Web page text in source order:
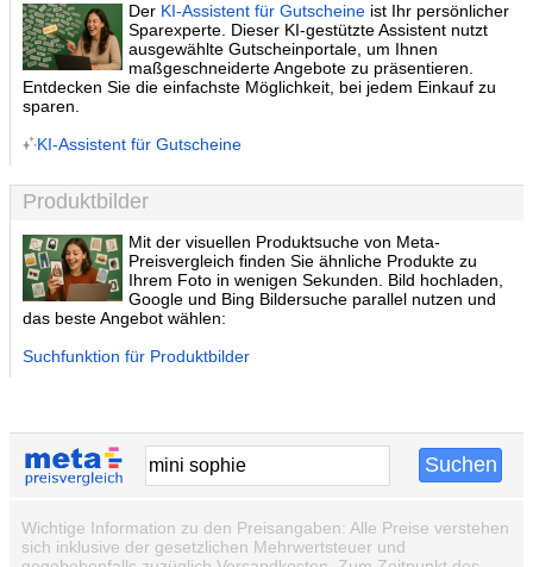
Der KI-Assistent für Gutscheine ist Ihr persönlicher
Sparexperte. Dieser KI-gestützte Assistent nutzt
ausgewählte Gutscheinportale, um Ihnen
maßgeschneiderte Angebote zu präsentieren.
Entdecken Sie die einfachste Möglichkeit, bei jedem Einkauf zu
sparen.
KI-Assistent für Gutscheine
Produktbilder
Mit der visuellen Produktsuche von Meta-
Preisvergleich finden Sie ähnliche Produkte zu
Ihrem Foto in wenigen Sekunden. Bild hochladen,
Google und Bing Bildersuche parallel nutzen und
das beste Angebot wählen:
Suchfunktion für Produktbilder
Wichtige Information zu den Preisangaben: Alle Preise verstehen
sich inklusive der gesetzlichen Mehrwertsteuer und